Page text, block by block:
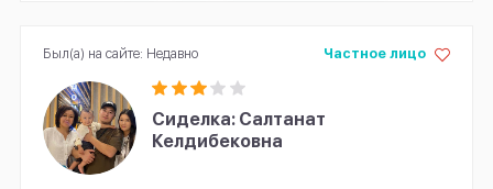
Сиделка: Салтанат
Келдибековна
Частное лицо
Был(а) на сайте: Недавно